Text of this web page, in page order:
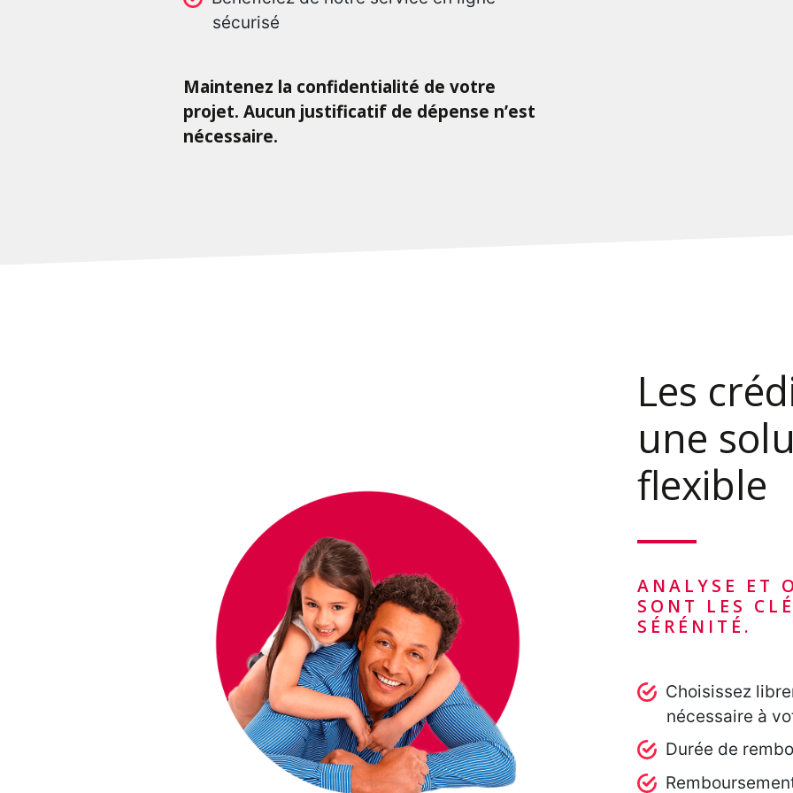
sécurisé
Maintenez la confidentialité de votre
projet. Aucun justificatif de dépense n’est
nécessaire.
Les
une
flexible
ANALYSE ET
SONT LES
SÉRÉNITÉ.
Choisissez
nécessaire à
Durée de